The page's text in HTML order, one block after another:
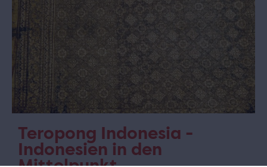
Teropong Indonesia -
Indonesien in den